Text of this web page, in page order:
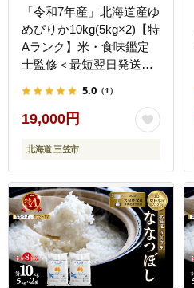
「令和7年産」北海道産ゆ
めぴりか10kg(5kg×2)【特
Aランク】米・食味鑑定
士監修＜最短翌日発送＞
5.0 （1）
19,000円
北海道 三笠市